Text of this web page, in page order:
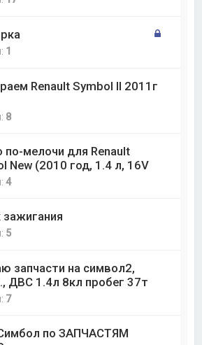
1
Renault Symbol II 2011г
8
по-мелочи для Renault
New (2010 год, 1.4 л, 16V
4
зажигания
5
запчасти на символ2,
ДВС 1.4л 8кл пробег 37т
7
по ЗАПЧАСТЯМ